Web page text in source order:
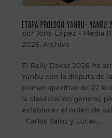
ETAPA PROLOGO YANBU- YANBU
por Jordi López - Media
2026, Archivo
El Rally Dakar 2026 ha
Yanbu con la disputa de
primer aperitivo de 22
la clasificación general,
establecer el orden de
Carlos Sainz y Lucas...